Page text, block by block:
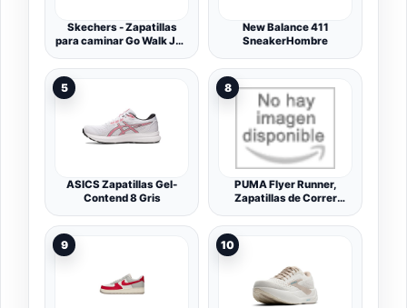
Skechers - Zapatillas
para caminar Go Walk Joy
New Balance 411
SneakerHombre
5
ASICS Zapatillas Gel-
Contend 8 Gris
8
PUMA Flyer Runner,
Zapatillas de Correr
9 10